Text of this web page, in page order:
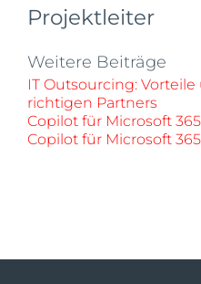
Projektleiter
Weitere Beiträge
IT Outsourcing:
richtigen Partners
Copilot für Microsoft
Copilot für Microsoft